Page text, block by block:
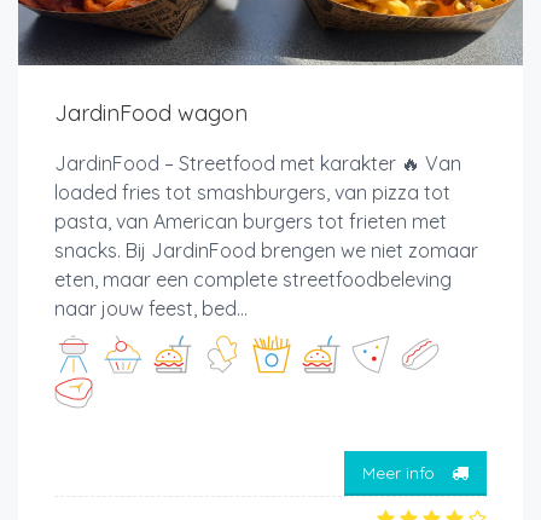
JardinFood wagon
JardinFood – Streetfood met karakter 🔥 Van
loaded fries tot smashburgers, van pizza tot
pasta, van American burgers tot frieten met
snacks. Bij JardinFood brengen we niet zomaar
eten, maar een complete streetfoodbeleving
naar jouw feest, bed...
Meer info